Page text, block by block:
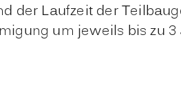
der Laufzeit der
um jeweils bis zu